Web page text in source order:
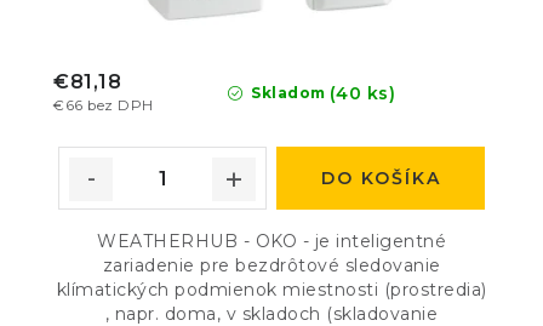
Skladom (40 ks)
€66 bez DPH
€81,18
DO KOŠÍKA
WEATHERHUB - OKO - je inteligentné
zariadenie pre bezdrôtové sledovanie
klímatických podmienok miestnosti (prostredia)
, napr. doma, v skladoch (skladovanie